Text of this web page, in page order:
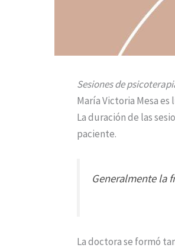
Sesiones de
María Victoria Mesa
La duración de las
paciente.
Generalmente la
La doctora se formó